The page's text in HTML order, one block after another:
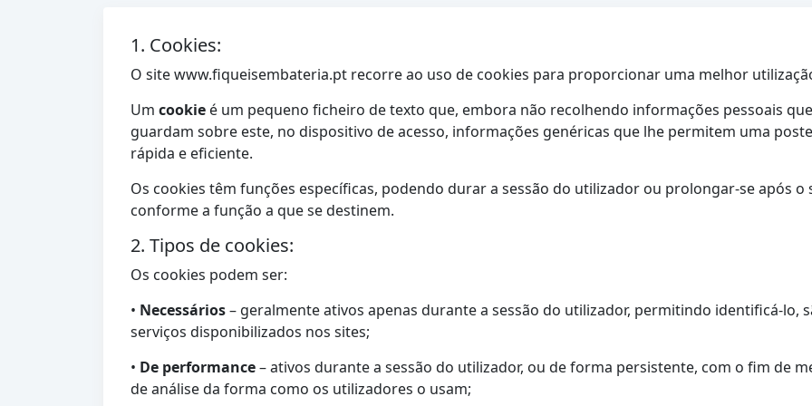
1. Cookies:
O site www.fiqueisembateria.pt recorre ao uso de cookies para proporcionar uma melhor
Um cookie é um pequeno ficheiro de texto que, embora não recolhendo informações pessoais
guardam sobre este, no dispositivo de acesso, informações genéricas que lhe permitem uma
rápida e eficiente.
Os cookies têm funções específicas, podendo durar a sessão do utilizador ou prolongar-se após
conforme a função a que se destinem.
2. Tipos de cookies:
Os cookies podem ser:
• Necessários– geralmente ativos apenas durante a sessão do utilizador, permitindo identificá-lo,
serviços disponibilizados nos sites;
• De performance– ativos durante a sessão do utilizador, ou de forma persistente, com o fim de
de análise da forma como os utilizadores o usam;